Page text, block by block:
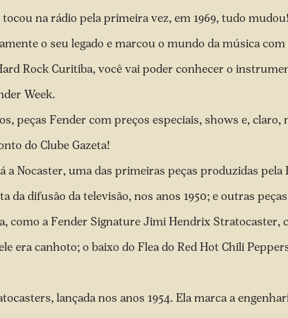
na rádio pela primeira vez, em 1969, tudo
o seu legado e marcou o mundo da música com
Rock Curitiba, você vai poder conhecer o
Week.
peças Fender com preços especiais, shows e, claro,
do Clube Gazeta!
Nocaster, uma das primeiras peças produzidas pela
da difusão da televisão, nos anos 1950; e outras
como a Fender Signature Jimi Hendrix Stratocaster,
era canhoto; o baixo do Flea do Red Hot Chili
lançada nos anos 1954. Ela marca a